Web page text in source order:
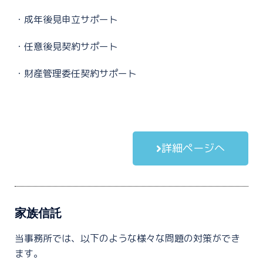
・成年後見申立サポート
・任意後見契約サポート
・財産管理委任契約サポート
詳細ページへ
家族信託
当事務所では、以下のような様々な問題の対策ができ
ます。